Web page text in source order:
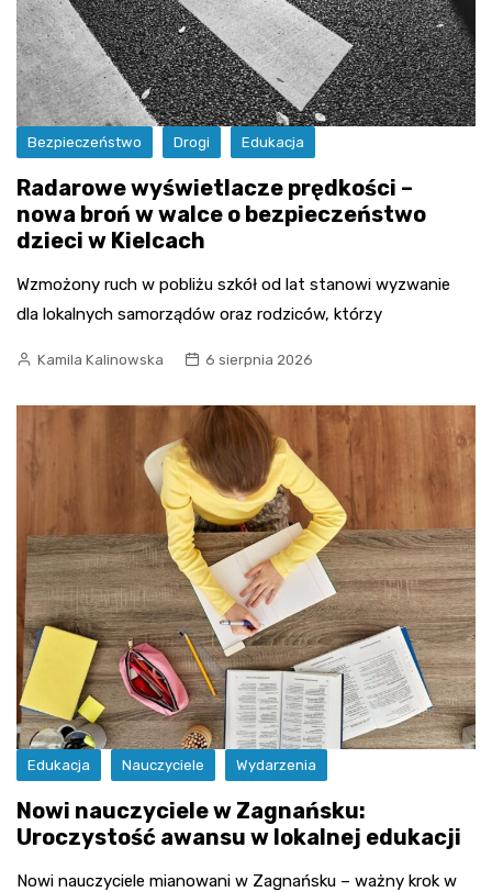
Bezpieczeństwo Drogi Edukacja
Radarowe wyświetlacze prędkości –
nowa broń w walce o bezpieczeństwo
dzieci w Kielcach
Wzmożony ruch w pobliżu szkół od lat stanowi wyzwanie
dla lokalnych samorządów oraz rodziców, którzy
Kamila Kalinowska 6 sierpnia 2026
Edukacja Nauczyciele Wydarzenia
Nowi nauczyciele w Zagnańsku:
Uroczystość awansu w lokalnej edukacji
Nowi nauczyciele mianowani w Zagnańsku – ważny krok w